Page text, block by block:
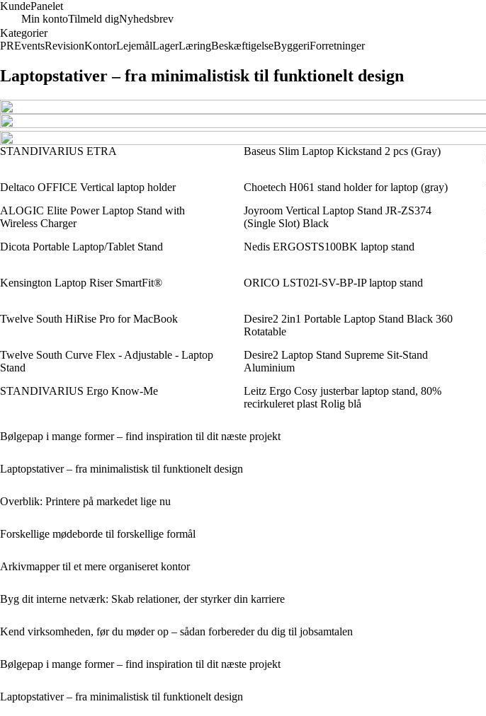
KundePanelet
Min kontoTilmeld digNyhedsbrev
Kategorier
PREventsRevisionKontorLejemålLagerLæringBeskæftigelseByggeriForretninger
Laptopstativer – fra minimalistisk til funktionelt design
STANDIVARIUS ETRA Baseus Slim Laptop Kickstand 2 pcs (Gray)
Deltaco OFFICE Vertical laptop holder Choetech H061 stand holder for laptop (gray)
ALOGIC Elite Power Laptop Stand with
Wireless Charger
Joyroom Vertical Laptop Stand JR-ZS374
(Single Slot) Black
Dicota Portable Laptop/Tablet Stand Nedis ERGOSTS100BK laptop stand
Kensington Laptop Riser SmartFit®
ORICO LST02I-SV-BP-IP laptop stand
Twelve South HiRise Pro for MacBook
Desire2 2in1 Portable Laptop Stand Black 360
Rotatable
Twelve South Curve Flex - Adjustable - Laptop
Stand
Desire2 Laptop Stand Supreme Sit-Stand
Aluminium
STANDIVARIUS Ergo Know-Me
Leitz Ergo Cosy justerbar laptop stand, 80%
recirkuleret plast Rolig blå
Bølgepap i mange former – find inspiration til dit næste projekt
Laptopstativer – fra minimalistisk til funktionelt design
Overblik: Printere på markedet lige nu
Forskellige mødeborde til forskellige formål
Arkivmapper til et mere organiseret kontor
Byg dit interne netværk: Skab relationer, der styrker din karriere
Kend virksomheden, før du møder op – sådan forbereder du dig til jobsamtalen
Bølgepap i mange former – find inspiration til dit næste projekt
Laptopstativer – fra minimalistisk til funktionelt design